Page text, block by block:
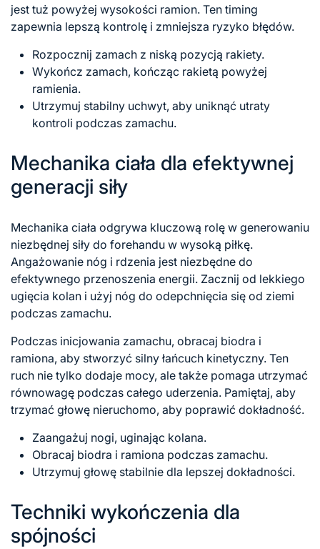
jest tuż powyżej wysokości ramion. Ten timing
zapewnia lepszą kontrolę i zmniejsza ryzyko błędów.
Rozpocznij zamach z niską pozycją rakiety.
Wykończ zamach, kończąc rakietą powyżej
ramienia.
Utrzymuj stabilny uchwyt, aby uniknąć utraty
kontroli podczas zamachu.
Mechanika ciała dla efektywnej
generacji siły
Mechanika ciała odgrywa kluczową rolę w generowaniu
niezbędnej siły do forehandu w wysoką piłkę.
Angażowanie nóg i rdzenia jest niezbędne do
efektywnego przenoszenia energii. Zacznij od lekkiego
ugięcia kolan i użyj nóg do odepchnięcia się od ziemi
podczas zamachu.
Podczas inicjowania zamachu, obracaj biodra i
ramiona, aby stworzyć silny łańcuch kinetyczny. Ten
ruch nie tylko dodaje mocy, ale także pomaga utrzymać
równowagę podczas całego uderzenia. Pamiętaj, aby
trzymać głowę nieruchomo, aby poprawić dokładność.
Zaangażuj nogi, uginając kolana.
Obracaj biodra i ramiona podczas zamachu.
Utrzymuj głowę stabilnie dla lepszej dokładności.
Techniki wykończenia dla
spójności